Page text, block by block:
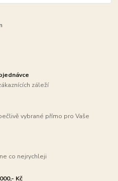
záleží
vybrané přímo pro Vaše
co nejrychleji
Kč